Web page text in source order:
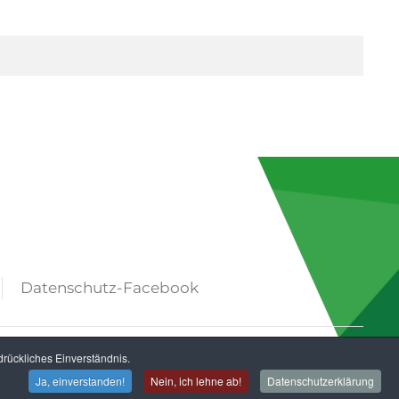
Einverständnis.
Ja, einverstanden!
Nein, ich lehne ab! Datenschutzerklärung
Datenschutz-Facebook